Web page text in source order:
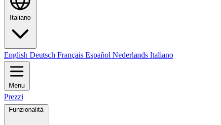
Italiano
English Deutsch Français Español Nederlands Italiano
Menu
Prezzi
Funzionalità